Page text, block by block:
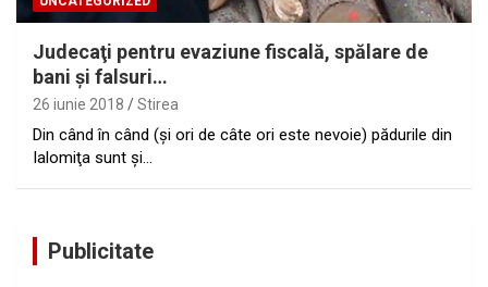
Judecaţi pentru evaziune fiscală, spălare de
bani şi falsuri…
26 iunie 2018 Stirea
Din când în când (şi ori de câte ori este nevoie) pădurile din
Ialomiţa sunt şi…
Publicitate